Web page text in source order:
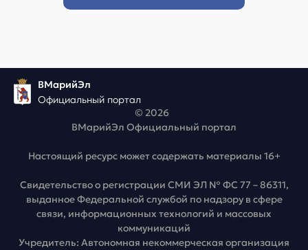
ВМарийЭл
Официальный портал
© 2026
ВМарийЭл Официальный портал
Настоящий ресурс может содержать материалы 16+
Свидетельство о регистрации СМИ ЭЛ № ФС 77 – 86311,
выданное Федеральной службой по надзору в сфере
связи, информационных технологий и массовых
коммуникаций
Учредитель: Автономная некоммерческая организация